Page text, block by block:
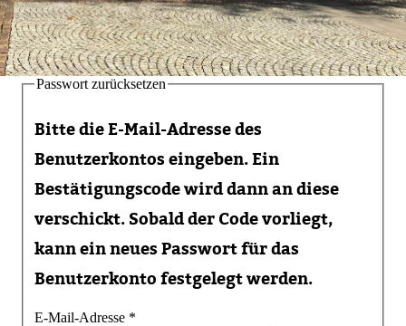
Passwort zurücksetzen
Bitte die E-Mail-Adresse des
Benutzerkontos eingeben. Ein
Bestätigungscode wird dann an diese
verschickt. Sobald der Code vorliegt,
kann ein neues Passwort für das
Benutzerkonto festgelegt werden.
E-Mail-Adresse *